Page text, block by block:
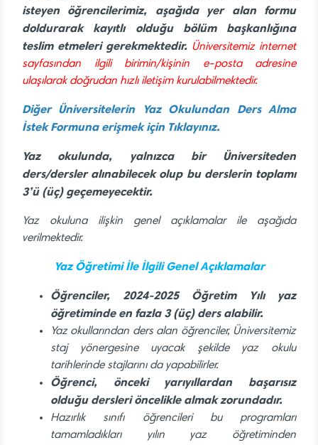
isteyen öğrencilerimiz, aşağıda yer alan formu
doldurarak kayıtlı olduğu bölüm başkanlığına
teslim etmeleri gerekmektedir. Üniversitemiz internet
sayfasından ilgili birimin/kişinin e-posta adresine
ulaşılarak doğrudan hızlı iletişim kurulabilmektedir.
Diğer Üniversitelerin Yaz Okulundan Ders Alma
İstek Formuna erişmek için Tıklayınız.
Yaz okulunda, yalnızca bir Üniversiteden
ders/dersler alınabilecek olup bu derslerin toplamı
3’ü (üç) geçemeyecektir.
Yaz okuluna ilişkin genel açıklamalar ile aşağıda
verilmektedir.
Yaz Öğretimi İle İlgili Genel Açıklamalar
Öğrenciler, 2024-2025 Öğretim Yılı yaz
öğretiminde en fazla 3 (üç) ders alabilir.
Yaz okullarından ders alan öğrenciler, Üniversitemiz
staj yönergesine uyacak şekilde yaz okulu
tarihlerinde stajlarını da yapabilirler.
Öğrenci, önceki yarıyıllardan başarısız
olduğu dersleri öncelikle almak zorundadır.
Hazırlık sınıfı öğrencileri bu programları
tamamladıkları yılın yaz öğretiminden